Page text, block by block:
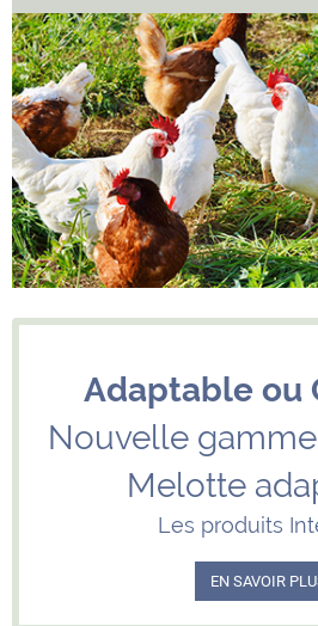
Adaptable ou
Nouvelle
Melotte
Les produits
EN SAVOIR